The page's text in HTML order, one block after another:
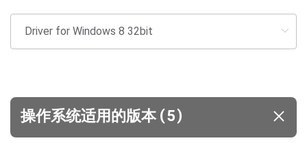
操作系统适用的版本 (5)